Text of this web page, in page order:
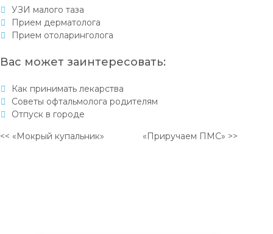
УЗИ малого таза
Прием дерматолога
Прием отоларинголога
Вас может заинтересовать:
Как принимать лекарства
Советы офтальмолога родителям
Отпуск в городе
<< «Мокрый купальник»
«Приручаем ПМС» >>